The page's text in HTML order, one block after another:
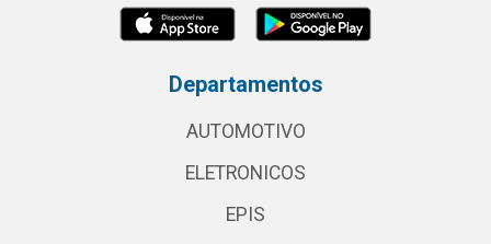
Departamentos
AUTOMOTIVO
ELETRONICOS
EPIS